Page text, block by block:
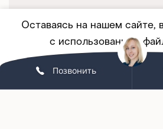
Покупателям
Корпоративным клиентам
Мебель на заказ
Оставаясь на нашем сайте,
с использованием
ПОДРОБНЕЕ
Позвонить